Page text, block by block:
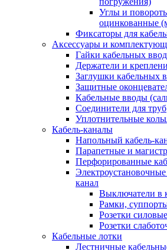
Углы и
оцинкованные
Фиксаторы для
Аксессуары и
Гайки кабельных
Держатели и
Заглушки кабельных
Защитные
Кабельные вводы
Соединители для труб
Уплотнительные
Кабель-каналы
Напольный кабель-
Парапетные и
Перфорированные
канал
Выключатели в
Рамки,
Розетки
Розетки
Кабельные лотки
Лестничные